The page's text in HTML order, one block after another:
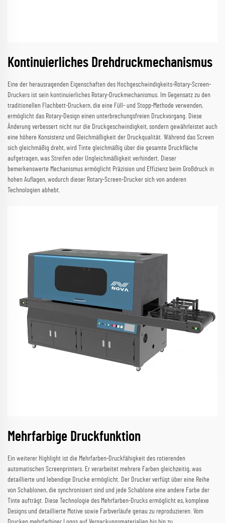
Kontinuierliches Drehdruckmechanismus
Eine der herausragenden Eigenschaften des Hochgeschwindigkeits-Rotary-Screen-
Druckers ist sein kontinuierliches Rotary-Druckmechanismus. Im Gegensatz zu den
traditionellen Flachbett-Druckern, die eine Füll- und Stopp-Methode verwenden,
ermöglicht das Rotary-Design einen unterbrechungsfreien Druckvorgang. Diese
Änderung verbessert nicht nur die Druckgeschwindigkeit, sondern gewährleistet auch
eine höhere Konsistenz und Gleichmäßigkeit der Druckqualität. Während das Screen
sich gleichmäßig dreht, wird Tinte gleichmäßig über die gesamte Druckfläche
aufgetragen, was Streifen oder Ungleichmäßigkeit verhindert. Dieser
bemerkenswerte Mechanismus ermöglicht Präzision und Effizienz beim Großdruck in
hohen Auflagen, wodurch dieser Rotary-Screen-Drucker sich von anderen
Technologien abhebt.
Mehrfarbige Druckfunktion
Ein weiterer Highlight ist die Mehrfarben-Druckfähigkeit des rotierenden
automatischen Screenprinters. Er verarbeitet mehrere Farben gleichzeitig, was
detaillierte und lebendige Drucke ermöglicht. Der Drucker verfügt über eine Reihe
von Schablonen, die synchronisiert sind und jede Schablone eine andere Farbe der
Tinte aufträgt. Diese Technologie des Mehrfarben-Drucks ermöglicht es, komplexe
Designs und detaillierte Motive sowie Farbverläufe genau zu reproduzieren. Vom